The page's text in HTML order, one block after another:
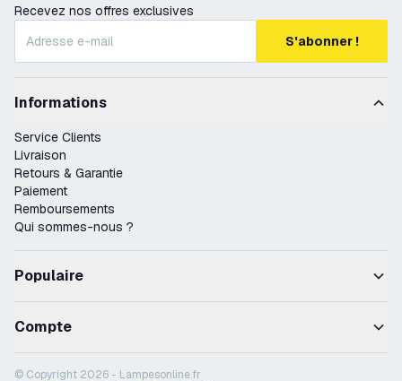
Recevez nos offres exclusives
S'abonner !
Informations
Service Clients
Livraison
Retours & Garantie
Paiement
Remboursements
Qui sommes-nous ?
Populaire
Compte
© Copyright 2026 - Lampesonline.fr